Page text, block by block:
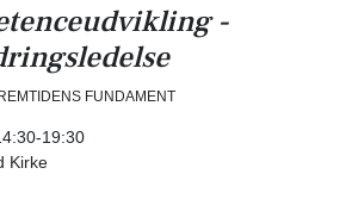
-
FUNDAMENT
19:30
Kirke